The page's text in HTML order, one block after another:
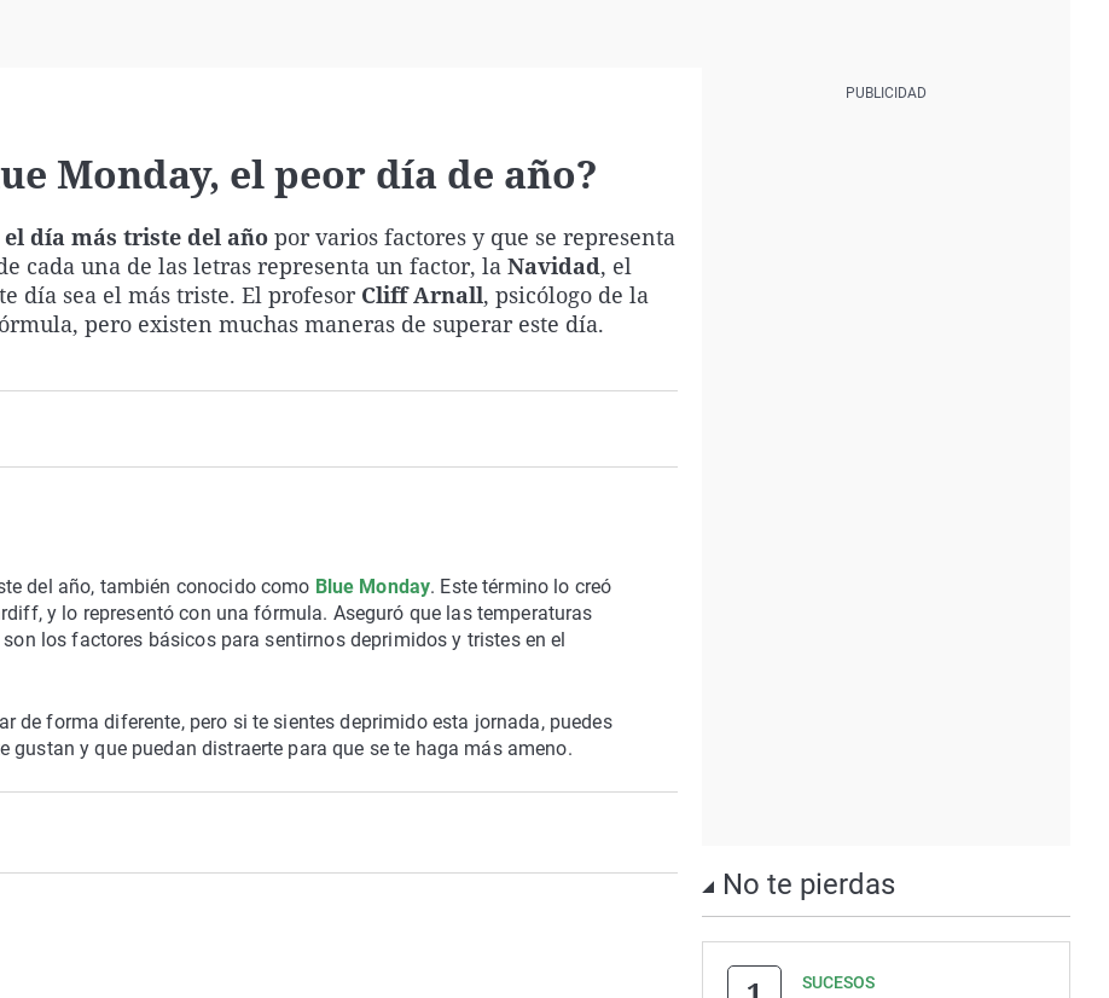
Monday, el peor día de año?
el día más triste del año por varios factores y que se representa
cada una de las letras representa un factor, la Navidad, el
día sea el más triste. El profesor Cliff Arnall, psicólogo de la
pero existen muchas maneras de superar este día.
del año, también conocido como Blue Monday. Este término lo creó
y lo representó con una fórmula. Aseguró que las temperaturas
los factores básicos para sentirnos deprimidos y tristes en el
de forma diferente, pero si te sientes deprimido esta jornada, puedes
gustan y que puedan distraerte para que se te haga más ameno.
No te pierdas
SUCESOS